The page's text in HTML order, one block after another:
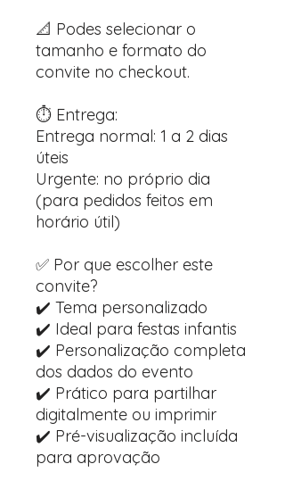
📐 Podes selecionar o
tamanho e formato do
convite no checkout.
⏱️ Entrega:
Entrega normal: 1 a 2 dias
úteis
Urgente: no próprio dia
(para pedidos feitos em
horário útil)
✅ Por que escolher este
convite?
✔️ Tema personalizado
✔️ Ideal para festas infantis
✔️ Personalização completa
dos dados do evento
✔️ Prático para partilhar
digitalmente ou imprimir
✔️ Pré-visualização incluída
para aprovação